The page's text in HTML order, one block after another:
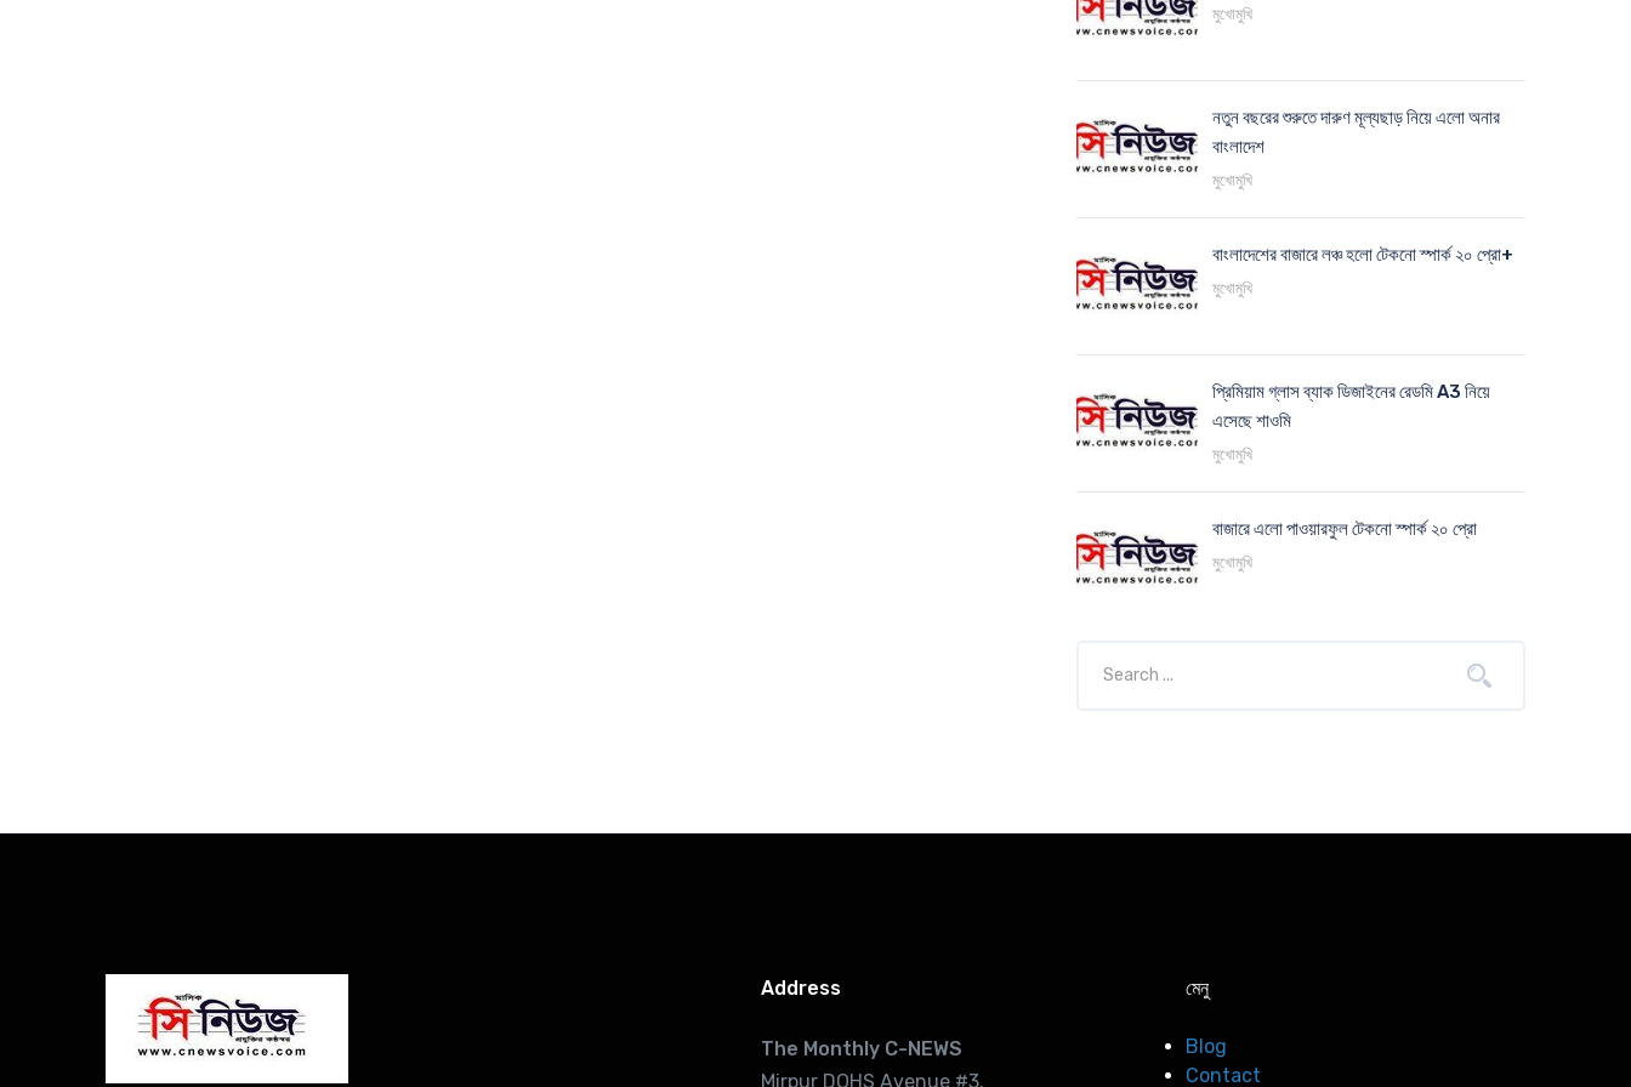
মুখোমুখি
নতুন বছরের শুরুতে দারুণ মূল্যছাড় নিয়ে এলো অনার
বাংলাদেশ
মুখোমুখি
বাংলাদেশের বাজারে লঞ্চ হলো টেকনো স্পার্ক ২০ প্রো+
মুখোমুখি
প্রিমিয়াম গ্লাস ব্যাক ডিজাইনের রেডমি A3 নিয়ে
এসেছে শাওমি
মুখোমুখি
বাজারে এলো পাওয়ারফুল টেকনো স্পার্ক ২০ প্রো
মুখোমুখি
Address
The Monthly C-NEWS
Mirpur DOHS Avenue #3.
মেনু
Blog
Contact